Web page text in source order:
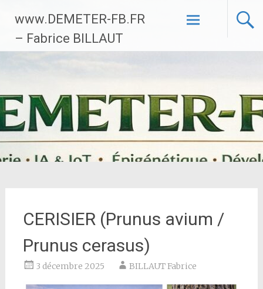
contenu
principal
www.DEMETER-FB.FR
– Fabrice BILLAUT
CERISIER (Prunus avium /
Prunus cerasus)
3 décembre 2025 BILLAUT Fabrice